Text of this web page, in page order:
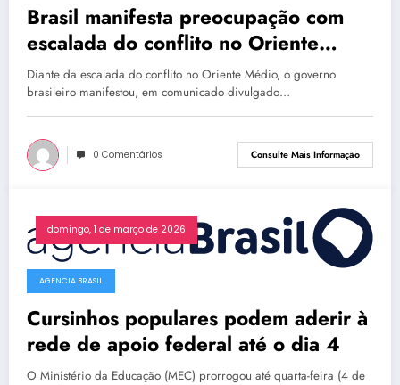
Brasil manifesta preocupação com
escalada do conflito no Oriente
Médio
Diante da escalada do conflito no Oriente Médio, o governo
brasileiro manifestou, em comunicado divulgado…
0 Comentários Consulte Mais Informação
domingo, 1 de março de 2026
AGENCIA BRASIL
Cursinhos populares podem aderir à
rede de apoio federal até o dia 4
O Ministério da Educação (MEC) prorrogou até quarta-feira (4 de